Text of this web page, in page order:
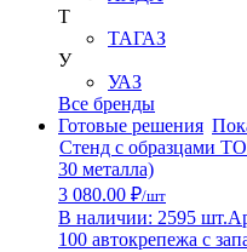
Т
ТАГАЗ
У
УАЗ
Все бренды
Готовые решения
Стенд с образцами
30 металла)
3 080.00 ₽/шт
В наличии: 2595 шт.
100 автокрепежа с